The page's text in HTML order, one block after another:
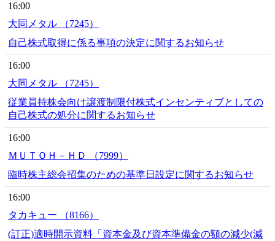
16:00
大同メタル （7245）
自己株式取得に係る事項の決定に関するお知らせ
16:00
大同メタル （7245）
従業員持株会向け譲渡制限付株式インセンティブとしての
自己株式の処分に関するお知らせ
16:00
ＭＵＴＯＨ－ＨＤ （7999）
臨時株主総会招集のための基準日設定に関するお知らせ
16:00
タカキュー （8166）
(訂正)適時開示資料「資本金及び資本準備金の額の減少(減